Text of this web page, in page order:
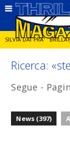
SILVIA DAI PRA'
Ricerca:
Segue -
News (397)